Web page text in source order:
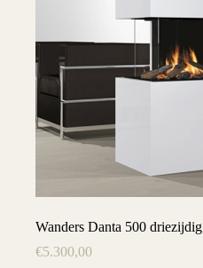
Wanders Danta 500 driezijdig
€5.300,00